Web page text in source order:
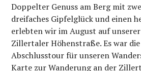
Doppelter Genuss am Berg mit
dreifaches Gipfelglück und einen
erlebten wir im August auf
Zillertaler Höhenstraße. Es war
Abschlusstour für unseren
Karte zur Wanderung an der